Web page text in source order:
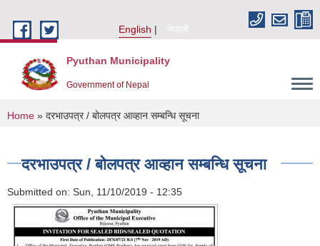
English
नेपाली
Pyuthan Municipality
Government of Nepal
You are here
Home » दरभाउपत्र / बोलपत्र आव्हान सम्बन्धि सूचना
दरभाउपत्र / बोलपत्र आव्हान सम्बन्धि सूचना
Submitted on: Sun, 11/10/2019 - 12:35